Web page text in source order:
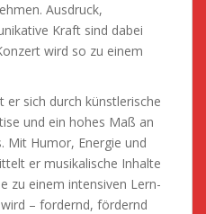
Ausdruck,
Kraft sind dabei
wird so zu einem
er sich durch künstlerische
und ein hohes Maß an
Mit Humor, Energie und
er musikalische Inhalte
zu einem intensiven Lern-
– fordernd, fördernd